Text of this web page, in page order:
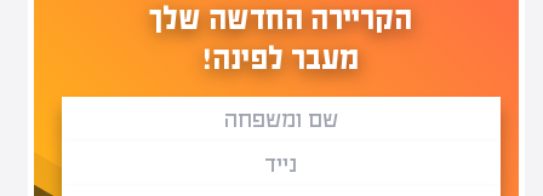
הקריירה החדשה שלך
מעבר לפינה!